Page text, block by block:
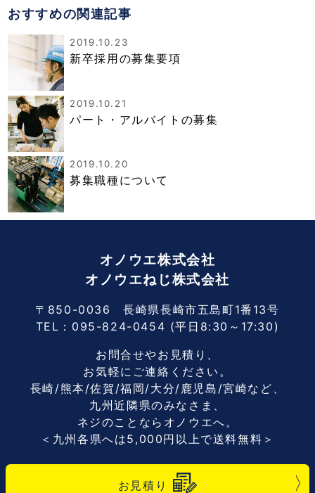
おすすめの関連記事
2019.10.23
新卒採用の募集要項
2019.10.21
パート・アルバイトの募集
2019.10.20
募集職種について
オノウエ株式会社
オノウエねじ株式会社
〒850-0036 長崎県長崎市五島町1番13号
TEL： 095-824-0454 (平日8:30～17:30)
お問合せやお見積り、
お気軽にご連絡ください。
長崎/熊本/佐賀/福岡/大分/鹿児島/宮崎など、
九州近隣県のみなさま、
ネジのことならオノウエへ。
＜九州各県へは5,000円以上で送料無料＞
お見積り